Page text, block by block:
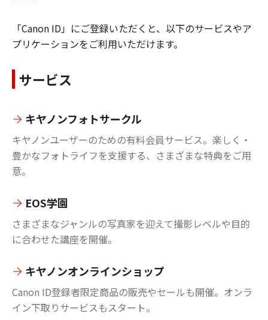
「Canon ID」にご登録いただくと、以下のサービスやア
プリケーションをご利用いただけます。
サービス
キヤノンフォトサークル
キヤノンユーザーのための有料会員サービス。楽しく・
豊かなフォトライフを支援する、さまざまな特典をご用
意。
EOS学園
さまざまなジャンルの写真家を迎えて撮影レベルや目的
に合わせた講座を開催。
キヤノンオンラインショップ
Canon ID登録者限定商品の販売やセールも開催。オンラ
イン下取りサービスもスタート。